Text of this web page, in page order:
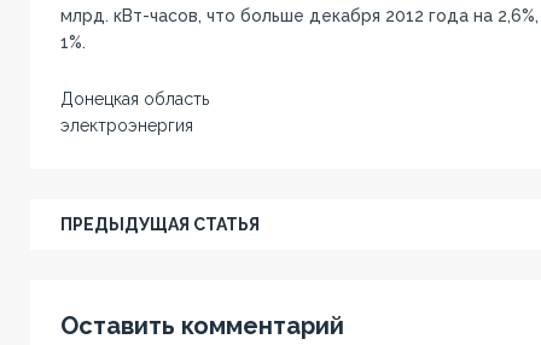
млрд. кВт-часов, что больше декабря 2012 года на
1%.
Донецкая область
электроэнергия
ПРЕДЫДУЩАЯ СТАТЬЯ
Оставить комментарий